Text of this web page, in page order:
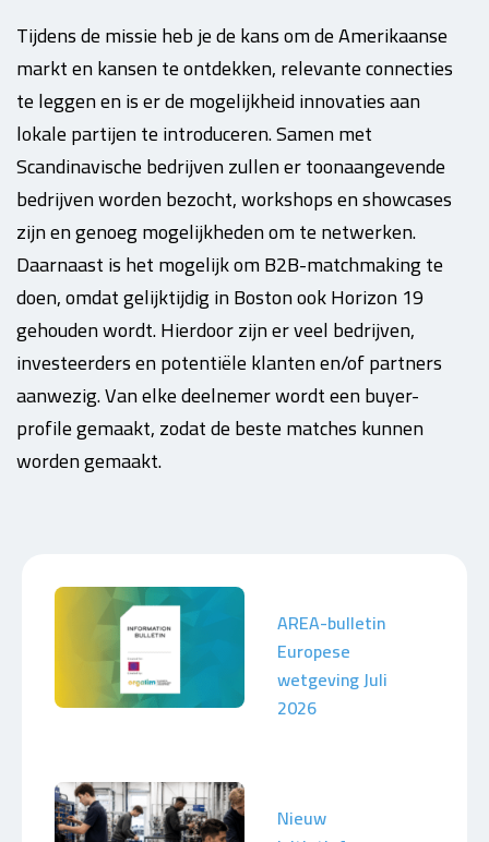
Tijdens de missie heb je de kans om de Amerikaanse
markt en kansen te ontdekken, relevante connecties
te leggen en is er de mogelijkheid innovaties aan
lokale partijen te introduceren. Samen met
Scandinavische bedrijven zullen er toonaangevende
bedrijven worden bezocht, workshops en showcases
zijn en genoeg mogelijkheden om te netwerken.
Daarnaast is het mogelijk om B2B-matchmaking te
doen, omdat gelijktijdig in Boston ook Horizon 19
gehouden wordt. Hierdoor zijn er veel bedrijven,
investeerders en potentiële klanten en/of partners
aanwezig. Van elke deelnemer wordt een buyer-
profile gemaakt, zodat de beste matches kunnen
worden gemaakt.
AREA-bulletin
Europese
wetgeving Juli
2026
Nieuw